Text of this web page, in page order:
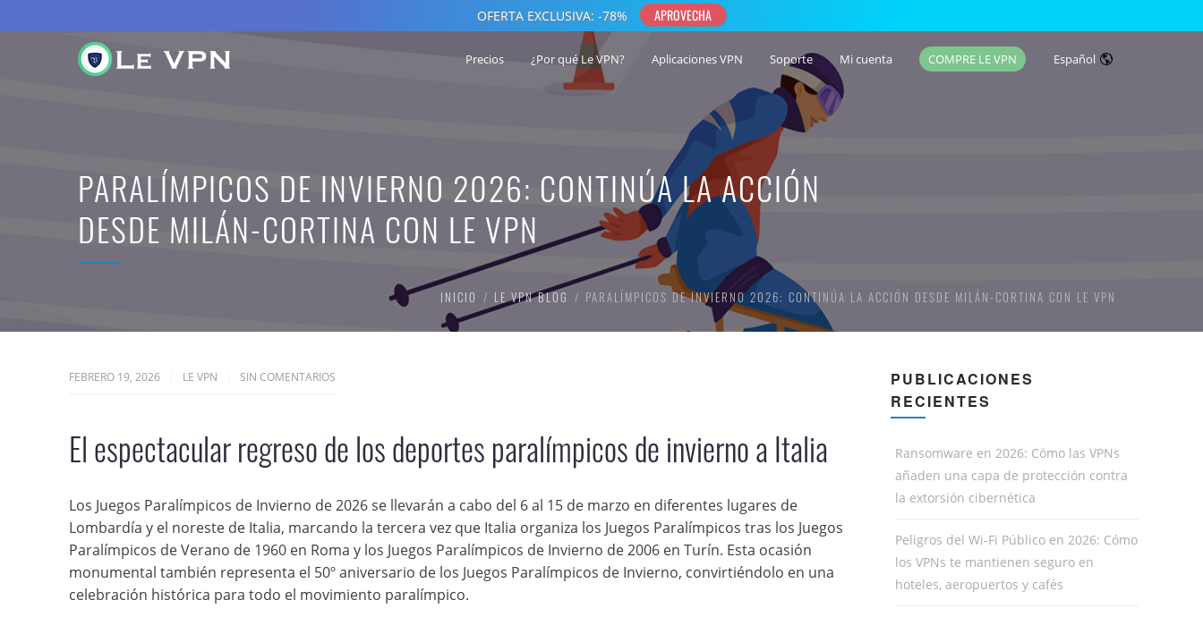
Precios ¿Por qué Le VPN? Aplicaciones VPN Soporte Mi cuenta COMPRE LE VPN Español
PARALÍMPICOS DE INVIERNO 2026: CONTINÚA LA ACCIÓN
DESDE MILÁN-CORTINA CON LE VPN
INICIO LE VPN BLOG PARALÍMPICOS DE INVIERNO 2026: CONTINÚA LA ACCIÓN DESDE MILÁN-CORTINA CON LE VPN
FEBRERO 19, 2026 LE VPN SIN COMENTARIOS
El espectacular regreso de los deportes paralímpicos de invierno a Italia
Los Juegos Paralímpicos de Invierno de 2026 se llevarán a cabo del 6 al 15 de marzo en diferentes lugares de
Lombardía y el noreste de Italia, marcando la tercera vez que Italia organiza los Juegos Paralímpicos tras los Juegos
Paralímpicos de Verano de 1960 en Roma y los Juegos Paralímpicos de Invierno de 2006 en Turín. Esta ocasión
monumental también representa el 50º aniversario de los Juegos Paralímpicos de Invierno, convirtiéndolo en una
celebración histórica para todo el movimiento paralímpico.
PUBLICACIONES
RECIENTES
Ransomware en 2026: Cómo las VPNs
añaden una capa de protección contra
la extorsión cibernética
Peligros del Wi-Fi Público en 2026: Cómo
los VPNs te mantienen seguro en
hoteles, aeropuertos y cafés